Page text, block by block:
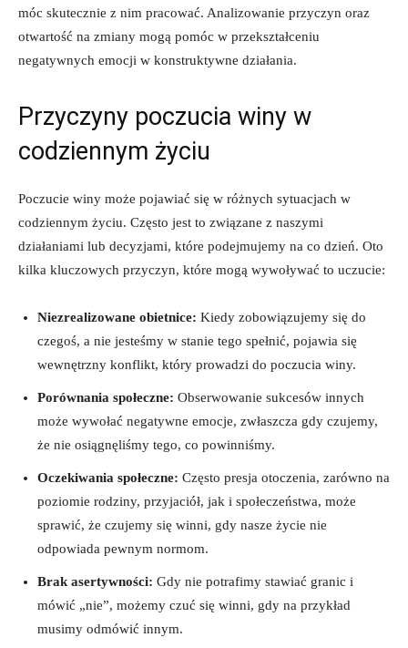
móc ‌skutecznie z nim pracować. Analizowanie przyczyn oraz⁢
otwartość na zmiany mogą pomóc ⁤w przekształceniu
negatywnych emocji w konstruktywne‍ działania.
Przyczyny poczucia winy w
codziennym życiu
Poczucie winy może pojawiać⁤ się‌ w różnych sytuacjach w
⁣codziennym życiu. Często jest to związane z⁤ naszymi
działaniami lub ⁤decyzjami, które podejmujemy ‍na co dzień. Oto
kilka kluczowych przyczyn, które mogą wywoływać to‍ uczucie:
Niezrealizowane obietnice: Kiedy zobowiązujemy ⁣się do
czegoś, a nie jesteśmy w stanie tego spełnić, pojawia się
wewnętrzny konflikt, ⁢który prowadzi ⁤do‍ poczucia winy.
Porównania społeczne: Obserwowanie ‍sukcesów innych
może wywołać negatywne emocje, zwłaszcza gdy czujemy,
że nie osiągnęliśmy tego, co powinniśmy.
Oczekiwania społeczne: Często presja ‍otoczenia, zarówno na
‍poziomie‍ rodziny, przyjaciół, ‍jak i ‌społeczeństwa,⁤ może⁣
sprawić, ​że ‌czujemy się‍ winni, gdy nasze życie nie
odpowiada pewnym normom.
Brak ⁤asertywności: Gdy nie potrafimy stawiać granic i
⁤mówić „nie”,‌ możemy ‌czuć się winni, gdy‍ na⁢ przykład
musimy⁣ odmówić innym.